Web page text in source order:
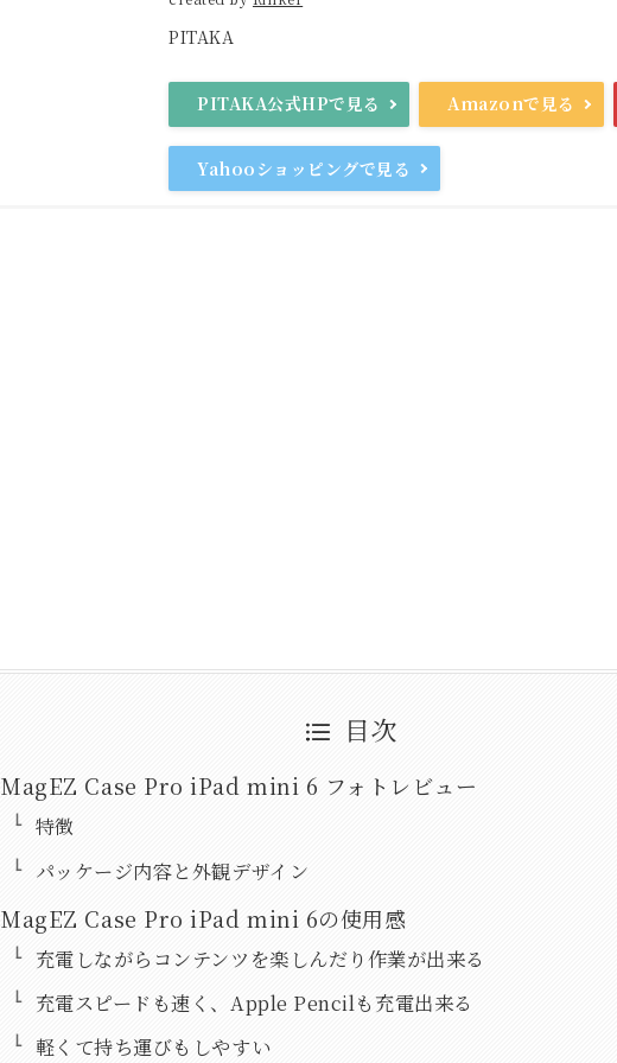
PITAKA
PITAKA公式HPで見る Amazonで見る
Yahooショッピングで見る
目次
MagEZ Case Pro iPad mini 6 フォトレビュー
特徴
パッケージ内容と外観デザイン
MagEZ Case Pro iPad mini 6の使用感
充電しながらコンテンツを楽しんだり作業が出来る
充電スピードも速く、Apple Pencilも充電出来る
軽くて持ち運びもしやすい